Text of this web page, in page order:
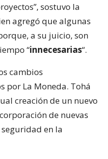
sostuvo la
agregó que algunas
a su juicio, son
“innecesarias“.
cambios
por La Moneda. Tohá
creación de un nuevo
de nuevas
en la